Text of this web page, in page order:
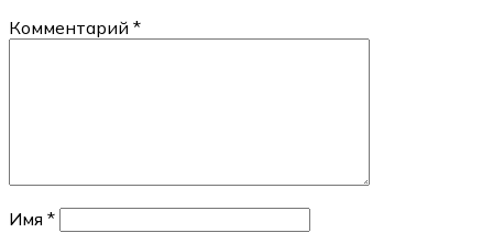
Комментарий *
Имя *